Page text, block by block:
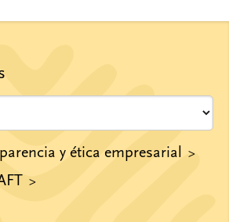
y ética empresarial